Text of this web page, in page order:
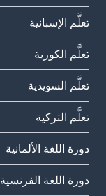
تعلَّم الإسبانية
تعلَّم الكورية
تعلَّم السويدية
تعلَّم التركية
دورة اللغة الألمانية
دورة اللغة الفرنسية